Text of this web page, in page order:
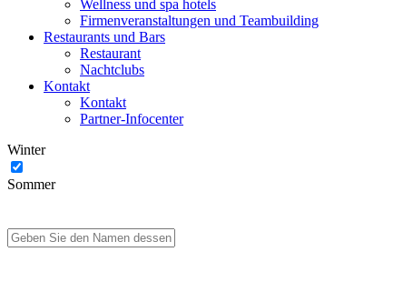
Wellness und spa hotels
Firmenveranstaltungen und Teambuilding
Restaurants und Bars
Restaurant
Nachtclubs
Kontakt
Kontakt
Partner-Infocenter
Winter
Sommer